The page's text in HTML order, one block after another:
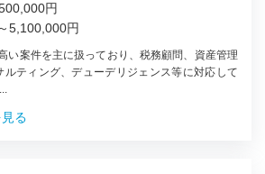
円
5,100,000円
い案件を主に扱っており、税務顧問、資産管理
ティング、デューデリジェンス等に対応して
る